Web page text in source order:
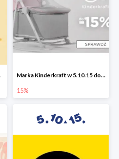
70% Marka Kinderkraft w 5.10.15 do -15%
15%